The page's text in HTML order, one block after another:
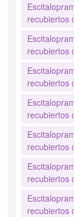
recubiertos
recubiertos
recubiertos
recubiertos
recubiertos
recubiertos
recubiertos